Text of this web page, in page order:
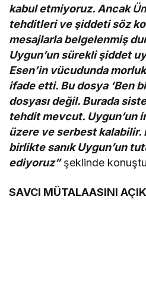
kabul etmiyoruz. Ancak
tehditleri ve şiddeti söz
mesajlarla belgelenmiş
Uygun’un sürekli şiddet
Esen’in vücudunda
ifade etti. Bu dosya ‘Ben
dosyası değil. Burada
tehdit mevcut. Uygun’un
üzere ve serbest kalabilir.
birlikte sanık Uygun’un
ediyoruz”şeklinde
SAVCI MÜTALAASINI